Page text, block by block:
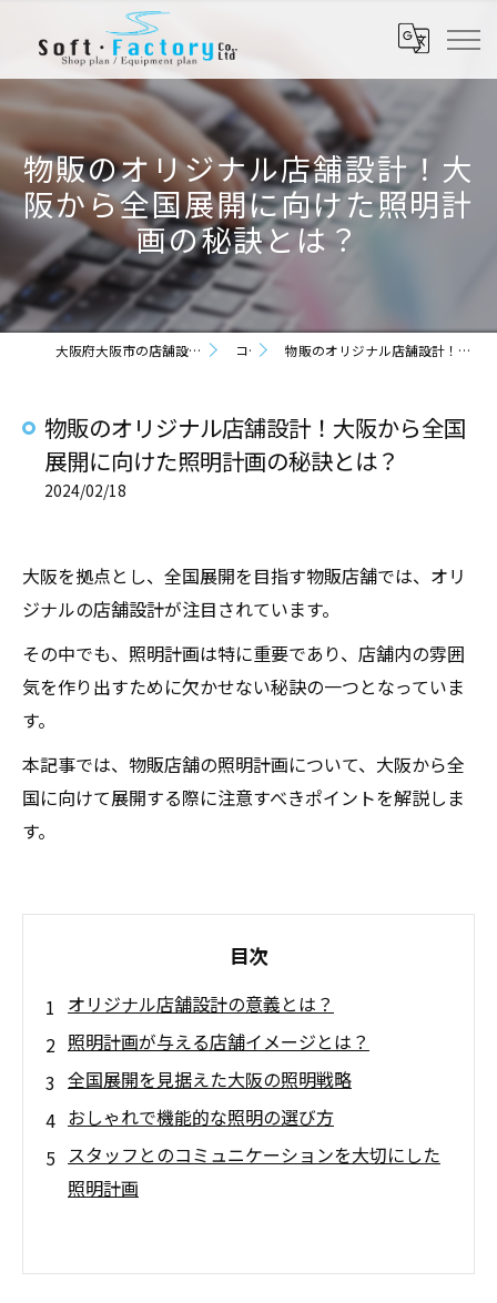
物販のオリジナル店舗設計！大
阪から全国展開に向けた照明計
画の秘訣とは？
大阪府大阪市の店舗設計なら株式会社ソフト・ファクトリー コラム 物販のオリジナル店舗設計！大阪から全国展開に向けた照明計画の秘訣とは？
物販のオリジナル店舗設計！大阪から全国
展開に向けた照明計画の秘訣とは？
2024/02/18
大阪を拠点とし、全国展開を目指す物販店舗では、オリ
ジナルの店舗設計が注目されています。
その中でも、照明計画は特に重要であり、店舗内の雰囲
気を作り出すために欠かせない秘訣の一つとなっていま
す。
本記事では、物販店舗の照明計画について、大阪から全
国に向けて展開する際に注意すべきポイントを解説しま
す。
目次
オリジナル店舗設計の意義とは？
照明計画が与える店舗イメージとは？
全国展開を見据えた大阪の照明戦略
おしゃれで機能的な照明の選び方
スタッフとのコミュニケーションを大切にした
照明計画